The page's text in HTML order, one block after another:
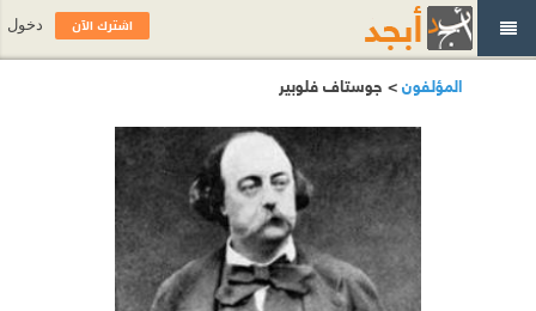
المؤلفون> جوستاف فلوبير
اشترك الآن دخول